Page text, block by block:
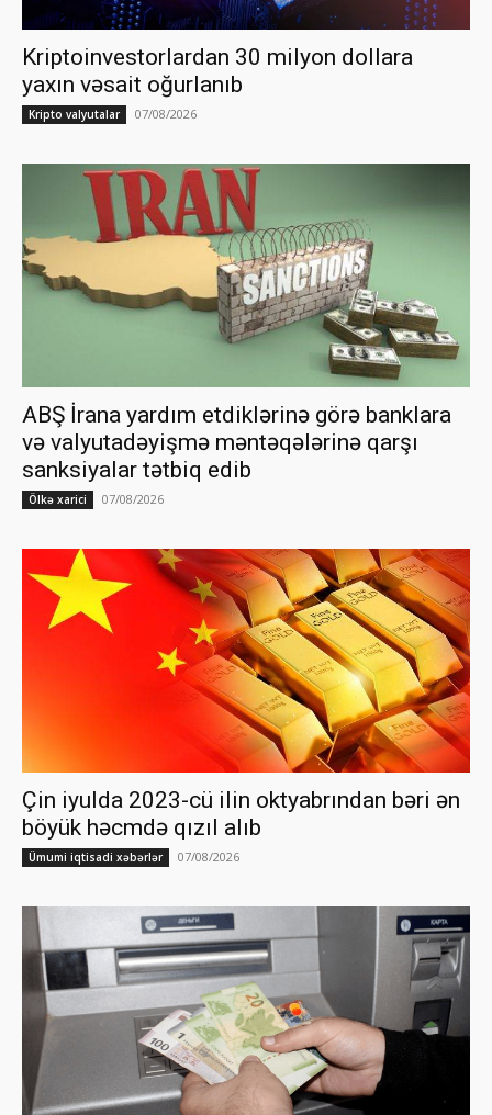
Kriptoinvestorlardan 30 milyon dollara
yaxın vəsait oğurlanıb
Kripto valyutalar 07/08/2026
ABŞ İrana yardım etdiklərinə görə banklara
və valyutadəyişmə məntəqələrinə qarşı
sanksiyalar tətbiq edib
Ölkə xarici 07/08/2026
Çin iyulda 2023-cü ilin oktyabrından bəri ən
böyük həcmdə qızıl alıb
Ümumi iqtisadi xəbərlər 07/08/2026